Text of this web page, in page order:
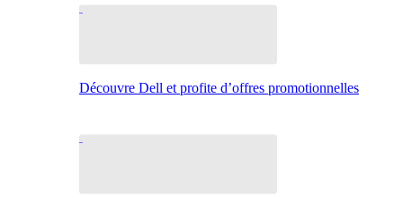
Découvre Dell et profite d’offres promotionnelles